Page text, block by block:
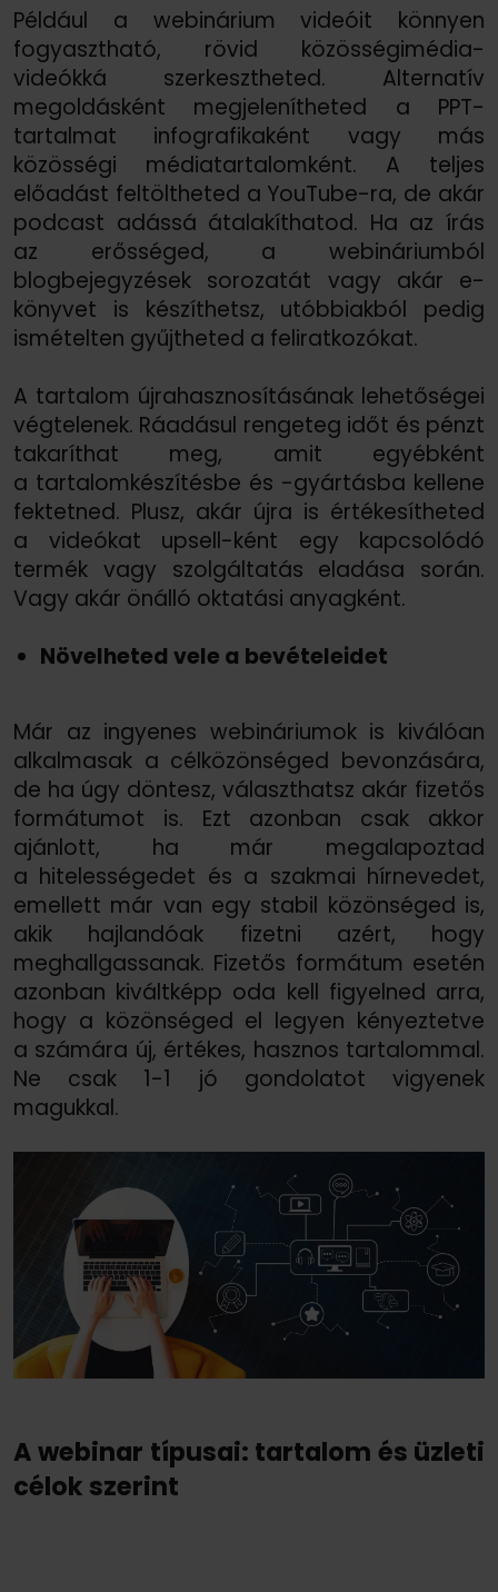
Például a webinárium videóit könnyen
fogyasztható, rövid közösségimédia-
videókká szerkesztheted. Alternatív
megoldásként megjelenítheted a PPT-
tartalmat infografikaként vagy más
közösségi médiatartalomként. A teljes
előadást feltöltheted a YouTube-ra, de akár
podcast adássá átalakíthatod. Ha az írás
az erősséged, a webináriumból
blogbejegyzések sorozatát vagy akár e-
könyvet is készíthetsz, utóbbiakból pedig
ismételten gyűjtheted a feliratkozókat.
A tartalom újrahasznosításának lehetőségei
végtelenek. Ráadásul rengeteg időt és pénzt
takaríthat meg, amit egyébként
a tartalomkészítésbe és -gyártásba kellene
fektetned. Plusz, akár újra is értékesítheted
a videókat upsell-ként egy kapcsolódó
termék vagy szolgáltatás eladása során.
Vagy akár önálló oktatási anyagként.
Növelheted vele a bevételeidet
Már az ingyenes webináriumok is kiválóan
alkalmasak a célközönséged bevonzására,
de ha úgy döntesz, választhatsz akár fizetős
formátumot is. Ezt azonban csak akkor
ajánlott, ha már megalapoztad
a hitelességedet és a szakmai hírnevedet,
emellett már van egy stabil közönséged is,
akik hajlandóak fizetni azért, hogy
meghallgassanak. Fizetős formátum esetén
azonban kiváltképp oda kell figyelned arra,
hogy a közönséged el legyen kényeztetve
a számára új, értékes, hasznos tartalommal.
Ne csak 1-1 jó gondolatot vigyenek
magukkal.
A webinar típusai: tartalom és üzleti
célok szerint